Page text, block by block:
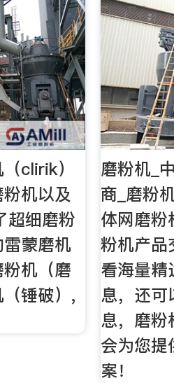
clirik）
机以及
超细磨粉
蒙磨机
机（磨
锤破）,
磨粉机_
商_磨粉
体网磨粉
粉机产品
看海量
息，还可
息，磨粉
会为您提
案！